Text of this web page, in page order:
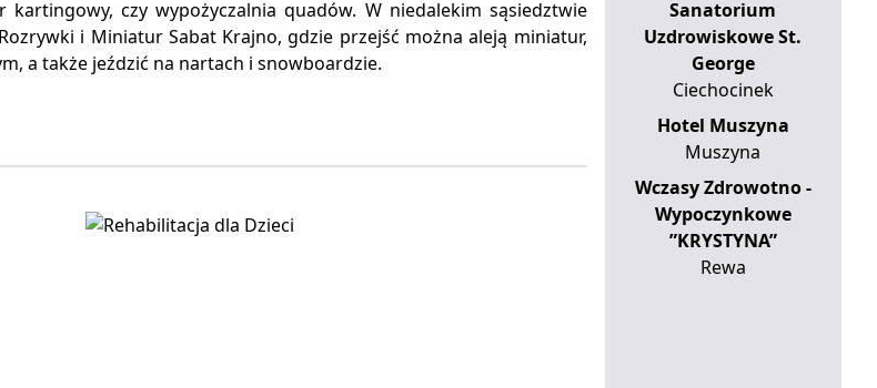
czy wypożyczalnia quadów. W niedalekim sąsiedztwie
i Miniatur Sabat Krajno, gdzie przejść można aleją miniatur,
a także jeździć na nartach i snowboardzie.
Sanatorium
Uzdrowiskowe St.
George
Ciechocinek
Hotel Muszyna
Muszyna
Wczasy Zdrowotno -
Wypoczynkowe
”KRYSTYNA”
Rewa